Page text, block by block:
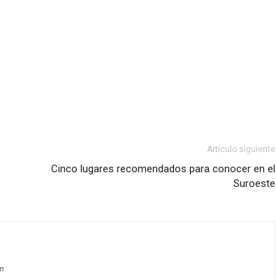
Artículo siguiente
Cinco lugares recomendados para conocer en el
Suroeste